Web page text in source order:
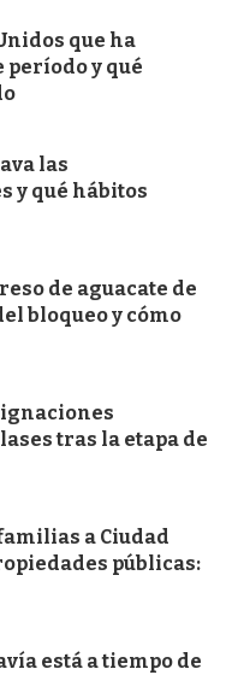
que ha
y qué
las
y qué hábitos
de aguacate de
bloqueo y cómo
tras la etapa de
a Ciudad
públicas:
está a tiempo de